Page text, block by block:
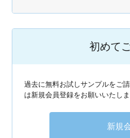
初めて
過去に無料お試しサンプルをご
は新規会員登録をお願いいたしま
新規